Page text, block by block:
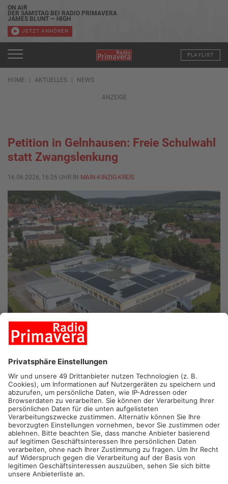
ON AIR
DER SAMSTAG BEI RADIO PRIMAVERA
JAMES BLUNT — HIGH
JETZT ANHÖREN
PLAYLIST
HOME AKTUELLES NEWS
ANZEIGE
Petition in Gelnhausen: Freie Schulwahl
statt Zwangslenkung
16.06.2026, 16:26 UHR IN MAIN-KINZIG-KREIS
GELNHAUSEN. Eltern, Schulelternbeirat und Unterstützer
haben eine Petition gestartet, um die sechszügige Aufnahme
an der Elisabeth-Strupp-Schule in Gelnhausen zu erhalten.
Hintergrund ist die Entscheidung, die Schule künftig auf nur
noch fünf Klassen pro Jahrgang zu begrenzen – obwohl die
Nachfrage seit Jahren ungebrochen hoch ist.
Bereits in diesem Jahr mussten Kinder abgewiesen und auf
andere Schulen verteilt werden, obwohl die Elisabeth-Strupp-
Schule ihre ausdrückliche Wunschschule war. Dabei verfügt
die Schule über die räumlichen und organisatorischen
Möglichkeiten, weiterhin sechs Klassen pro Jahrgang
aufzunehmen. Für die betroffenen Familien geht es nicht nur